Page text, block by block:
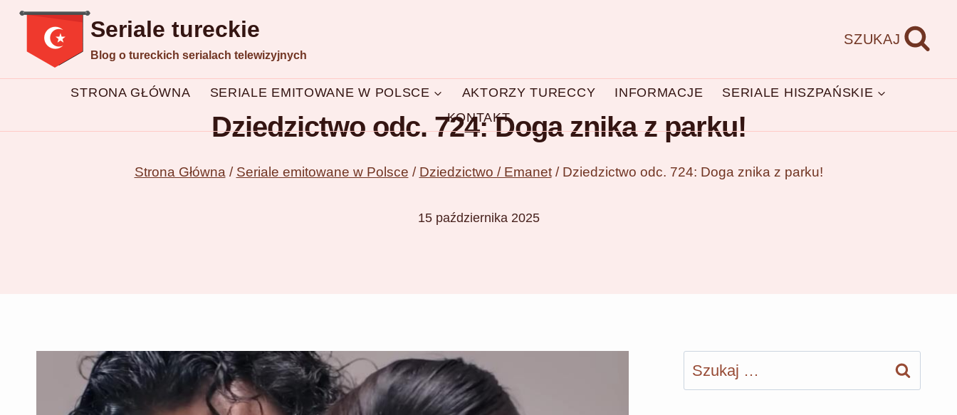
Przejdź
treści
Seriale tureckie
Blog o tureckich serialach telewizyjnych
SZUKAJ
STRONA GŁÓWNA SERIALE EMITOWANE W POLSCE AKTORZY TURECCY INFORMACJE
SERIALE HISZPAŃSKIE
KONTAKT
Dziedzictwo odc. 724: Doga znika z parku!
Strona Główna / Seriale emitowane w Polsce / Dziedzictwo / Emanet / Dziedzictwo odc. 724: Doga znika z parku!
15 października 2025
Szukaj: